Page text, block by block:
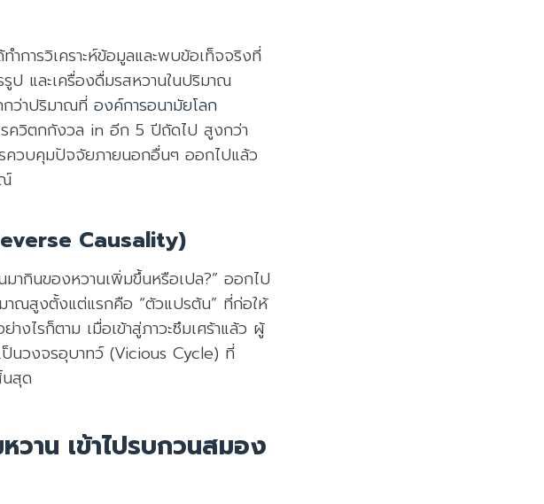
ารวิเคราะห์ข้อมูลและพบข้อเท็จจริงที่
ป และเครื่องดื่มรสหวานในปริมาณ
ว่าปริมาณที่ องค์การอนามัยโลก
โรควิตกกังวล in อีก 5 ปีถัดไป สูงกว่า
ควบคุมปัจจัยภายนอกอื่นๆ ออกไปแล้ว
Causality)
ากินของหวานเพิ่มขึ้นหรือเปล?” ออกไป
มาณสูงตั้งแต่แรกคือ “ตัวแปรต้น” ที่ก่อให้
างไรก็ตาม เมื่อเข้าสู่ภาวะซึมเศร้าแล้ว ผู้
นวงจรอุบาทว์ (Vicious Cycle) ที่
นสุด
วาน เข้าไปรบกวนสมอง